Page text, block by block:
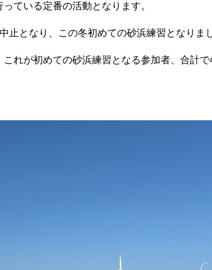
ている定番の活動となります。
止となり、この冬初めての砂浜練習となりま
れが初めての砂浜練習となる参加者、合計